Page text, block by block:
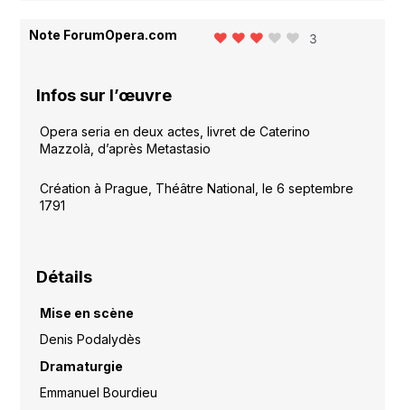
Note ForumOpera.com 3
Infos sur l’œuvre
Opera seria en deux actes, livret de Caterino
Mazzolà, d’après Metastasio
Création à Prague, Théâtre National, le 6 septembre
1791
Détails
Mise en scène
Denis Podalydès
Dramaturgie
Emmanuel Bourdieu